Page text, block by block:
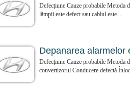
Defecțiune Cauze probabile Metoda
lămpii este defect sau cablul este...
Depanarea alarmelor
Defecțiune Cauze probabile Metoda
convertizorul Conducere defectă